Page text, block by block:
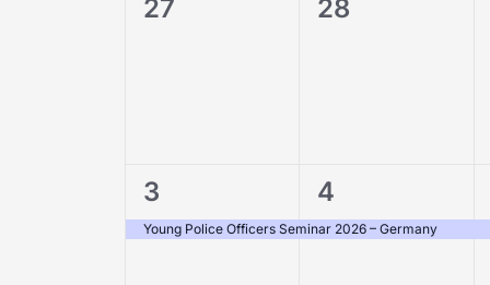
Evenementen
0
27
0
28
1
evenement,
3
Young Police Officers Seminar 2026 – Germany
1
evenement,
4